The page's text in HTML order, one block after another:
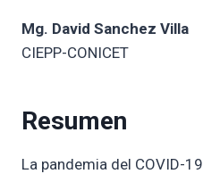
Mg. David Sanchez Villa
CIEPP-CONICET
Resumen
La pandemia del COVID-